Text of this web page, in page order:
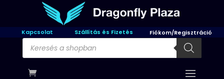
Kapcsolat Szállítás és Fizetés Fiókom/Regisztráció
Products
search